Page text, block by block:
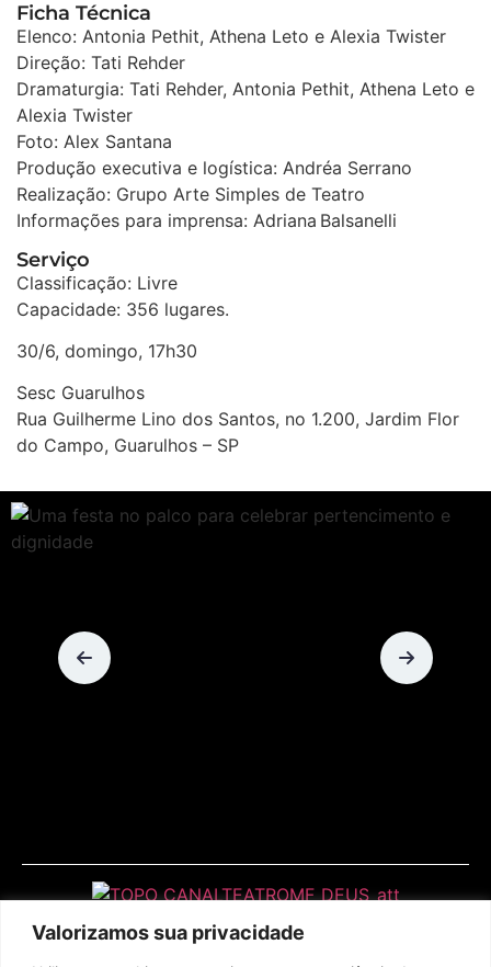
Valorizamos sua privacidade
Ficha Técnica
Elenco: Antonia Pethit, Athena Leto e Alexia Twister
Direção: Tati Rehder
Dramaturgia: Tati Rehder, Antonia Pethit, Athena Leto e
Alexia Twister
Foto: Alex Santana
Produção executiva e logística: Andréa Serrano
Realização: Grupo Arte Simples de Teatro
Informações para imprensa: Adriana Balsanelli
Serviço
Classificação: Livre
Capacidade: 356 lugares.
30/6, domingo, 17h30
Sesc Guarulhos
Rua Guilherme Lino dos Santos, no 1.200, Jardim Flor
do Campo, Guarulhos – SP